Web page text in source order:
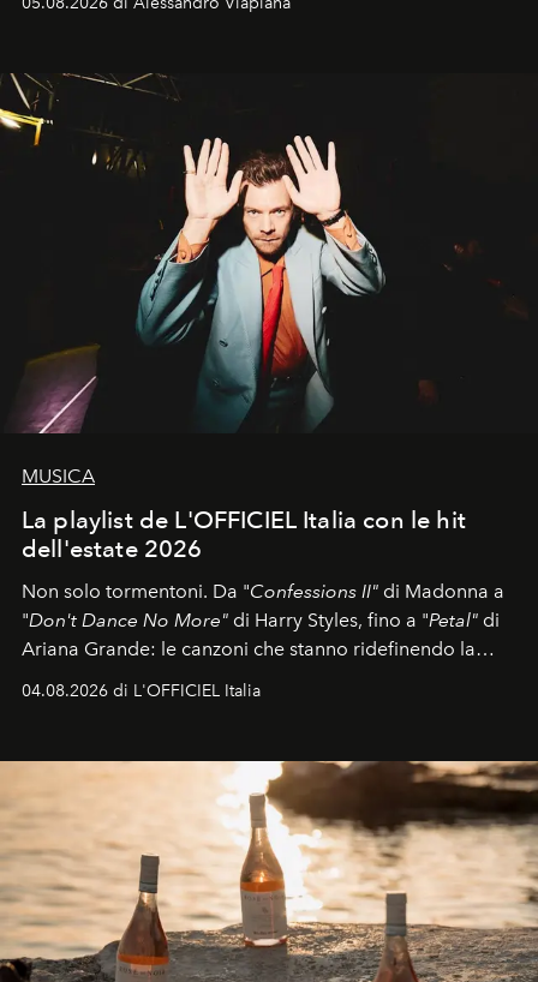
MUSICA
La playlist de L'OFFICIEL Italia con le hit
dell'estate 2026
Non solo tormentoni. Da "Confessions II" di Madonna a
"Don't Dance No More" di Harry Styles, fino a "Petal" di
Ariana Grande: le canzoni che stanno ridefinendo la
colonna sonora della stagione.
04.08.2026 di L'OFFICIEL Italia